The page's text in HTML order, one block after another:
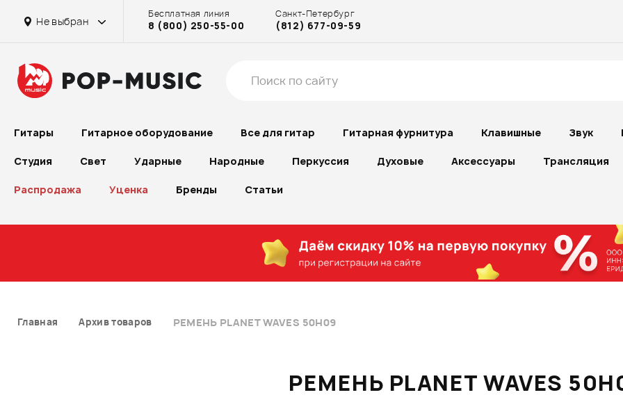
Не выбран
Бесплатная линия
8 (800) 250-55-00
Санкт-Петербург
(812) 677-09-59
Гитары Гитарное оборудование Все для гитар Гитарная фурнитура Клавишные Звук
Студия Свет Ударные Народные Перкуссия Духовые Аксессуары Трансляция
Распродажа Уценка Бренды Статьи
Главная Архив товаров РЕМЕНЬ PLANET WAVES 50H09
РЕМЕНЬ PLANET WAVES